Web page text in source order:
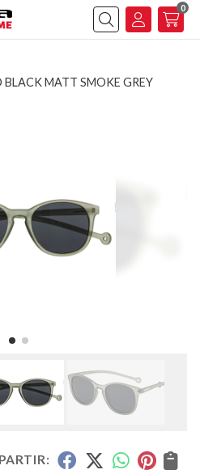
Buscar
0
MATT SMOKE GREY